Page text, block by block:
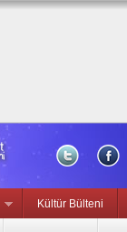
Kültür Bülteni